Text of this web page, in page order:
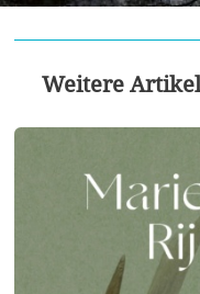
Weitere